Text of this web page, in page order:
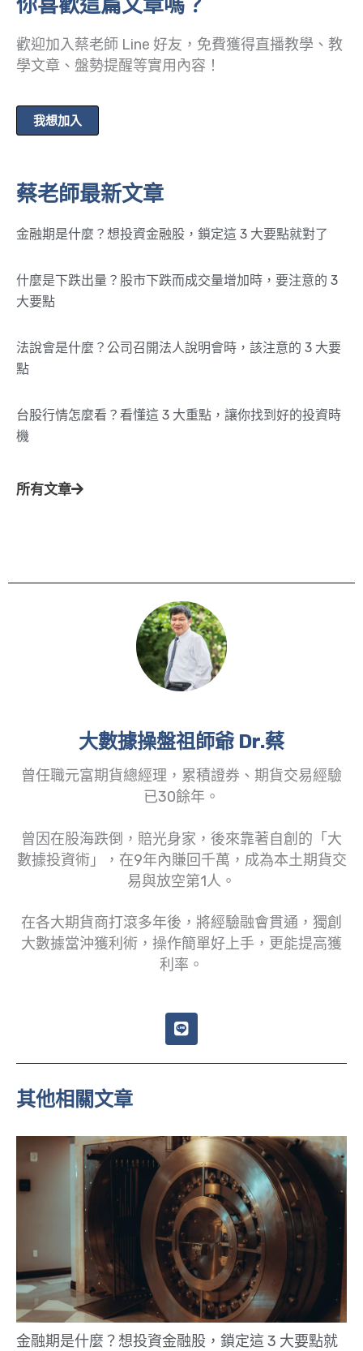
你喜歡這篇文章嗎？
歡迎加入蔡老師 Line 好友，免費獲得直播教學、教
學文章、盤勢提醒等實用內容！
我想加入
蔡老師最新文章
金融期是什麼？想投資金融股，鎖定這 3 大要點就對了
什麼是下跌出量？股市下跌而成交量增加時，要注意的 3
大要點
法說會是什麼？公司召開法人說明會時，該注意的 3 大要
點
台股行情怎麼看？看懂這 3 大重點，讓你找到好的投資時
機
所有文章
大數據操盤祖師爺 Dr.蔡
曾任職元富期貨總經理，累積證券、期貨交易經驗
已30餘年。
曾因在股海跌倒，賠光身家，後來靠著自創的「大
數據投資術」，在9年內賺回千萬，成為本土期貨交
易與放空第1人。
在各大期貨商打滾多年後，將經驗融會貫通，獨創
大數據當沖獲利術，操作簡單好上手，更能提高獲
利率。
L
i
e
其他相關文章
金融期是什麼？想投資金融股，鎖定這 3 大要點就